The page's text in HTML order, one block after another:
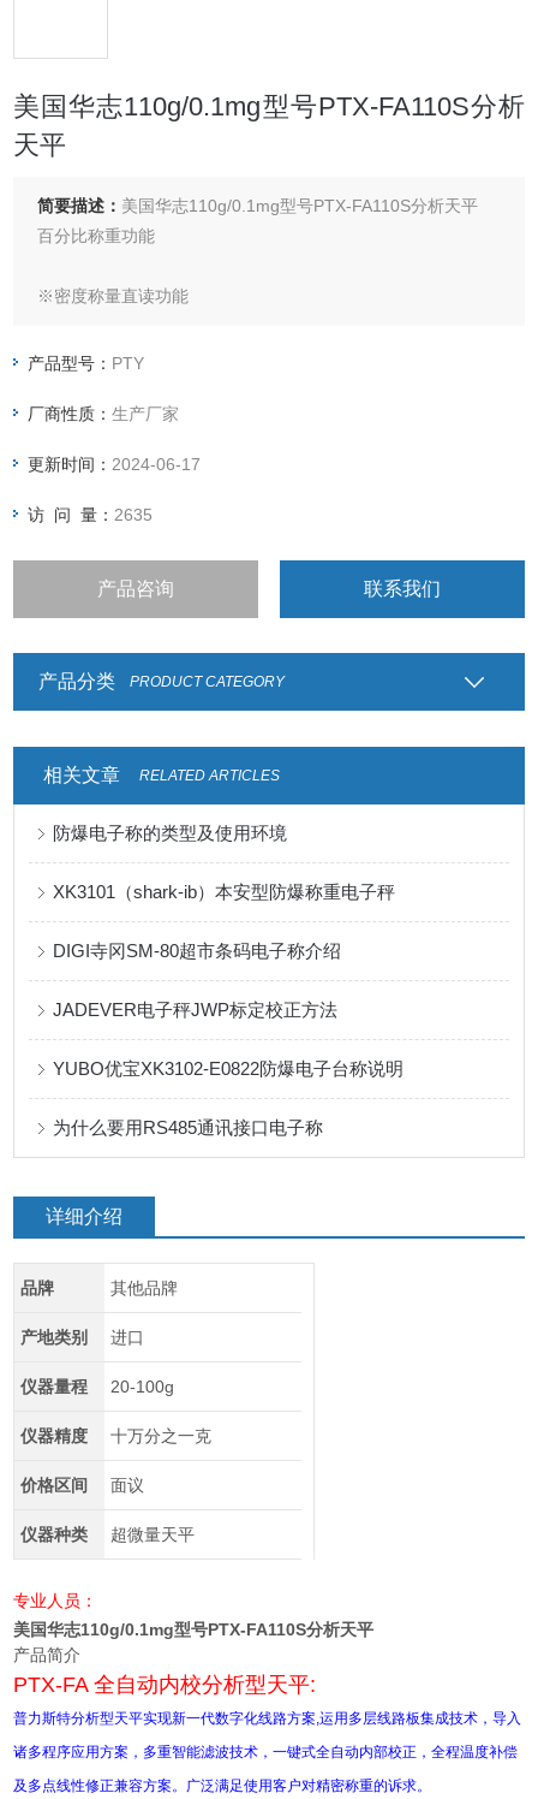
美国华志110g/0.1mg型号PTX-FA110S分析
天平
简要描述： 美国华志110g/0.1mg型号PTX-FA110S分析天平
百分比称重功能
※密度称量直读功能
※动物（动态）称量功能
※设定物体称量计数功能
※成本结算（计价）功能
※毛、净、皮称量功能
※峰值保持功能
※累计功能
产品型号： PTY
厂商性质：生产厂家
更新时间： 2024-06-17
访 问 量： 2635
产品咨询 联系我们
产品分类 PRODUCT CATEGORY
相关文章 RELATED ARTICLES
防爆电子称的类型及使用环境
XK3101（shark-ib）本安型防爆称重电子秤
DIGI寺冈SM-80超市条码电子称介绍
JADEVER电子秤JWP标定校正方法
YUBO优宝XK3102-E0822防爆电子台称说明
为什么要用RS485通讯接口电子称
详细介绍
品牌 其他品牌
产地类别 进口
仪器量程 20-100g
仪器精度 十万分之一克
价格区间 面议
仪器种类 超微量天平
专业人员：
美国华志110g/0.1mg型号PTX-FA110S分析天平
产品简介
PTX-FA 全自动内校分析型天平:
普力斯特分析型天平实现新一代数字化线路方案,运用多层线路板集成技术，导入
诸多程序应用方案，多重智能滤波技术，一键式全自动内部校正，全程温度补偿
及多点线性修正兼容方案。广泛满足使用客户对精密称重的诉求。